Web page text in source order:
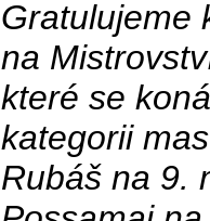
Gratulujeme
na
které se
kategorii
Rubáš na 9.